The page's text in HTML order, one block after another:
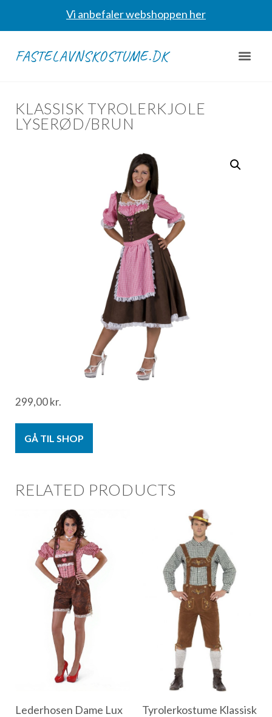
Vi anbefaler webshoppen her
FASTELAVNSKOSTUME.DK
KLASSISK TYROLERKJOLE
LYSERØD/BRUN
299,00kr.
GÅ TIL SHOP
RELATED PRODUCTS
Lederhosen Dame Lux
Tyrolerkostume Klassisk